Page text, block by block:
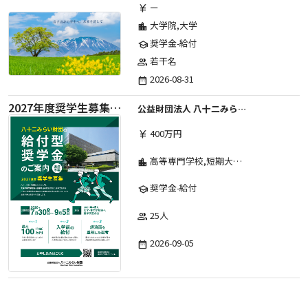
currency_yen ー
location_city 大学院,大学
school奨学金-給付
group 若干名
date_range 2026-08-31
2027年度奨学生募集要項
公益財団法人 八十二みらい財団
currency_yen 400万円
location_city 高等専門学校,短期大学,専修学校,大学
school奨学金-給付
group 25人
date_range 2026-09-05